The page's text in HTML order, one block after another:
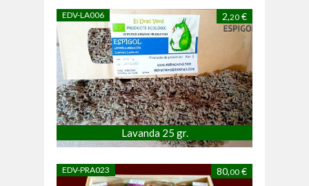
EDV-LA006 2,20 €
Lavanda 25 gr.
EDV-PRA023 80,00 €